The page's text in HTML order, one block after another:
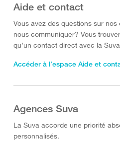
Aide et contact
Vous avez des questions sur
nous communiquer? Vous
qu’un contact direct avec la
Accéder à l’espace Aide et
Agences Suva
La Suva accorde une priorité
personnalisés.